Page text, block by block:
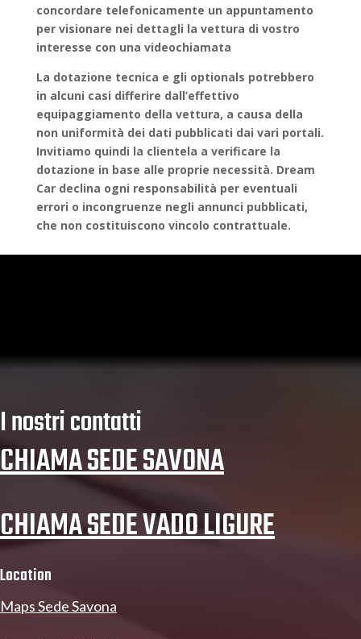
concordare telefonicamente un appuntamento
per visionare nei dettagli la vettura di vostro
interesse con una videochiamata
La dotazione tecnica e gli optionals potrebbero
in alcuni casi differire dall’effettivo
equipaggiamento della vettura, a causa della
non uniformità dei dati pubblicati dai vari portali.
Invitiamo quindi la clientela a verificare la
dotazione in base alle proprie necessità. Dream
Car declina ogni responsabilità per eventuali
errori o incongruenze negli annunci pubblicati,
che non costituiscono vincolo contrattuale.
I nostri contatti
CHIAMA SEDE SAVONA
CHIAMA SEDE VADO LIGURE
Location
Maps Sede Savona